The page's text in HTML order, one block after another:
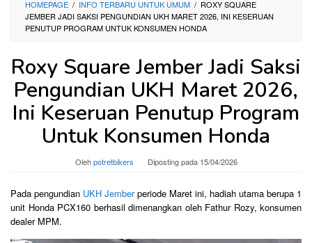
HOMEPAGE / INFO TERBARU UNTUK UMUM / ROXY SQUARE
JEMBER JADI SAKSI PENGUNDIAN UKH MARET 2026, INI KESERUAN
PENUTUP PROGRAM UNTUK KONSUMEN HONDA
Roxy Square Jember Jadi Saksi
Pengundian UKH Maret 2026,
Ini Keseruan Penutup Program
Untuk Konsumen Honda
Olehpotretbikers Diposting pada 15/04/2026
Pada pengundian UKH Jemberperiode Maret ini, hadiah utama berupa 1
unit Honda PCX160 berhasil dimenangkan oleh Fathur Rozy, konsumen
dealer MPM.